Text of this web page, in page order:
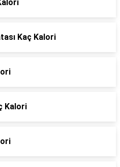
Kaç Kalori
Kalori